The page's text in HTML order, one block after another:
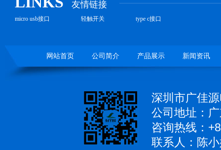
友情链接
micro usb接口 轻触开关 type c接口
网站首页 公司简介 产品展示 新闻资讯
深圳市广佳
公司地址：
咨询热线：
联系人：陈